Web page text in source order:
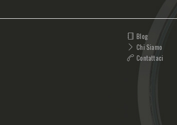
Blog
Chi Siamo
Contattaci